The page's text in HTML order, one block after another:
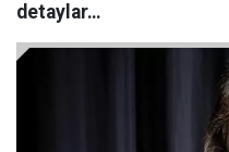
detaylar…